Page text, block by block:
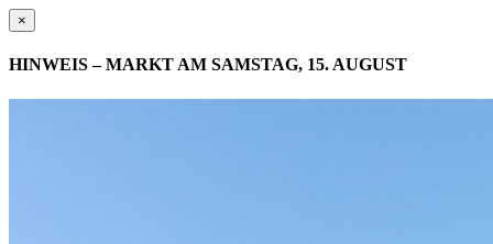
×
HINWEIS – MARKT AM SAMSTAG, 15. AUGUST